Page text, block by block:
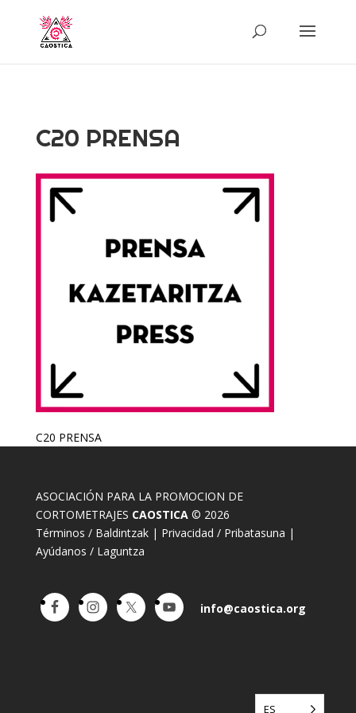
C20 PRENSA
C20 PRENSA
ASOCIACIÓN PARA LA PROMOCION DE
CORTOMETRAJES CAOSTICA© 2026
Términos / Baldintzak| Privacidad / Pribatasuna |
Ayúdanos / Laguntza
info@caostica.org
ES